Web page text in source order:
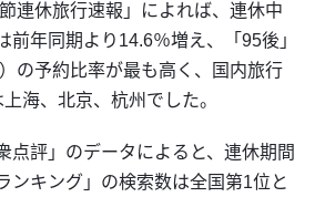
連休旅行速報」によれば、連休中
前年同期より14.6％増え、「95後」
の予約比率が最も高く、国内旅行
海、北京、杭州でした。
点評」のデータによると、連休期間
ンキング」の検索数は全国第1位と